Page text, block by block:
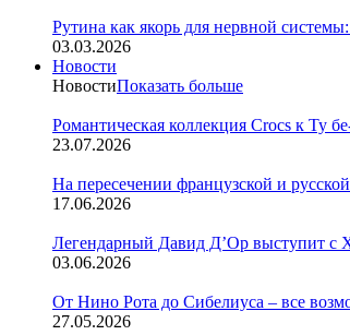
Рутина как якорь для нервной
03.03.2026
Новости
НовостиПоказать больше
Романтическая коллекция Crocs к Ту
23.07.2026
На пересечении французской и
17.06.2026
Легендарный Давид Д’Ор выступит с
03.06.2026
От Нино Рота до Сибелиуса – все
27.05.2026